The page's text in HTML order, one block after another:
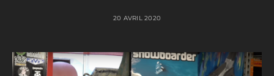
20 AVRIL 2020